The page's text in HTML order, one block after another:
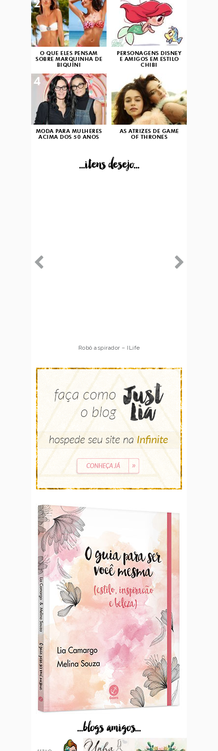
O QUE ELES PENSAM
SOBRE MARQUINHA DE
BIQUÍNI
2
PERSONAGENS DISNEY
E AMIGOS EM ESTILO
CHIBI
3
MODA PARA MULHERES
ACIMA DOS 50 ANOS
4
AS ATRIZES DE GAME
OF THRONES
...itens desejo...
Robô aspirador – ILife
...blogs amigos...